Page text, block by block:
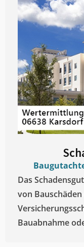
Das
von
Bauabnahme